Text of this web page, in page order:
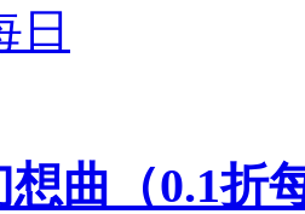
曲（0.1折